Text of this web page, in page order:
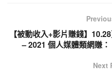
【被動收入+影片賺錢】
– 2021 個人媒體類網賺
Next